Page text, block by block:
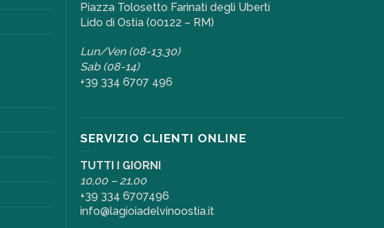
Piazza Tolosetto Farinati degli Uberti
Lido di Ostia (00122 – RM)
Lun/Ven (08-13,30)
Sab (08-14)
+39 334 6707 496
SERVIZIO CLIENTI ONLINE
TUTTI I GIORNI
10,00 – 21,00
+39 334 6707496
info@lagioiadelvinoostia.it